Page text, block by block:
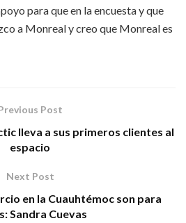
para que en la encuesta y que
a Monreal y creo que Monreal es
Post
lleva a sus primeros clientes al
espacio
Next Post
en la Cuauhtémoc son para
Sandra Cuevas